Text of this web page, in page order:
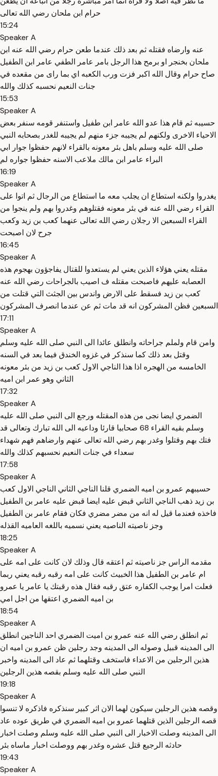
حرام ابن ملحان رضي الله تعالى
15:24
Speaker A
عنه وارضاه فقتله ثم بعد ذلك عندما طعن حرام رضي الله عنه ابن
ملحان بخنجر او برمح هذا الرجل بامر عامر الطفي عامر ابن الطفيل
صاح حرام وقال الله اكبر فزت ورب الكعبه اي بما راى من مقعده في
جنات النعيم نحسبه كذلك والله
15:53
Speaker A
حسيبه ثم قام هذا عدو الله عامر ابن طفيل واستنفر قومه سنفر بعض
الاحياء الاخرى ولكنهم لم يجيبه جزء منهم لم يجيبه للغدر بصحابه النبي
صلى الله عليه وسلم باهل بئر معونه بالقراء لانهم حفظوا جوار ابي
البراء عامر ابن مالك ملاعب الاسنه حفظوا جواره لم
16:19
Speaker A
يغدروا ولكنه استطاع ان يجلب معه ما استطاع من الرجال ثم اتوا على
القراء رضي الله عنه في بئر معونه فقتلوهم وغدروا بهم ولم ينجوا من
القراء السبعين الا رجلان رضي الله تعالى عنهما كعب بن زيد وكعب
جرح لان اصبحت
16:45
Speaker A
مقتله يعني هؤلاء الذين يعني لم يستعدوا للقتال يفاجؤون بهجوم هذه
العصابه عليهم فاصبحت مقتله ف اصيب بالجراحات رضي الله عنه
كعب بن زيد فسقط على الارض واندس بين الجثث التي قتلت من
السبعين فظن المشركون انه قد مات ثم عن عندما انصرف المشركون
17:11
Speaker A
وامن قام ولملم جراحاته وانطلق عائدا الى النبي صلى الله عليه وسلم
وقتل بعد ذلك كما سنذكر في غزوه الخندق فيما بعد في السنه
الخامسه من الهجره اذا هذا الناجي الاول كعب بن زيد من بئر معونه
الثاني وهو عمر ابن اميه
17:32
Speaker A
الضمري ايضا نجى من هذه المقتله ورجع الى النبي صلى الله عليه
وسلم بقيه القراء 68 صحابيا قارئا وداعيه الى الله تبارك وتعالى قد
فتك بهم وقتلوا وغدر بهم رضي الله تعالى عنهم وارضاهم فهم شهداء
سعداء في جنات النعيم نحسبهم كذلك والله
17:58
Speaker A
حسيبهم عمرو بن اميه الضمري قلنا الناجي الثاني الناجي الاول كعب
بن زيد ذهب الناجي الثاني قبض عليه ايضا قبض عليه عامر بن الطفيل
فاخذه فعندما قيل له انه من مضر مضري فكان فقام عامر بن الطفيل
وجز ناصيته الناصيه يعني نسميه باللغه العاميه القذله
18:25
Speaker A
مقدمه الراس جز ناصيته ثم اعتقه قال وذلك لان كانت على امه على
ام عامر بن الطفيل هذا الخبيث كانت على امه رقبه رقبه يعني ربما
فعلت امرا يوجب الكفاره عتق رقبه فقال هذه رقبتك يا عامر يا عمرو
بن اميه الضمري اعتقها من اجل امي
18:54
Speaker A
ثم انطلق رضي الله عنه عمرو بن اميت الضمري احد الناجين انطلق
الى المدينه قبيل وصوله الى المدينه وجد رجلين ظن عمرو بن اميه ان
هذين الرجلين من الاعداء فاستخف وقتلهما ثم عاد الى المدينه واخبر
النبي صلى الله عليه وسلم بقصه هذين الرجلين
19:18
Speaker A
وقصه هذين الرجلين سيكون لهما الان اثر كبير سنذكره فاذكره لا تنسوا
قصه الرجلين الذين قتلهما عمرو بن اميه الضمري في طريق عوده عاد
الى المدينه وصلت الاخبار الى النبي صلى الله عليه وسلم وصلت اخبار
حادثه الرجيع قتل عشره وغدر بهم ووصلت اخبار ماساه بئر
19:43
Speaker A